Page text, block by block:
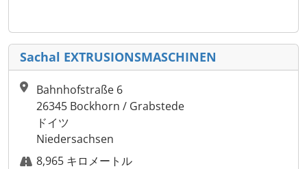
Sachal EXTRUSIONSMASCHINEN
Bahnhofstraße 6
26345 Bockhorn / Grabstede
ドイツ
Niedersachsen
8,965 キロメートル